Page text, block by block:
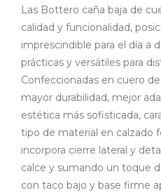
Las Bottero caña baja de
calidad y funcionalidad,
imprescindible para el día a
prácticas y versátiles para
Confeccionadas en cuero
mayor durabilidad, mejor
estética más sofisticada,
tipo de material en calzado
incorpora cierre lateral y
calce y sumando un toque
con taco bajo y base firme